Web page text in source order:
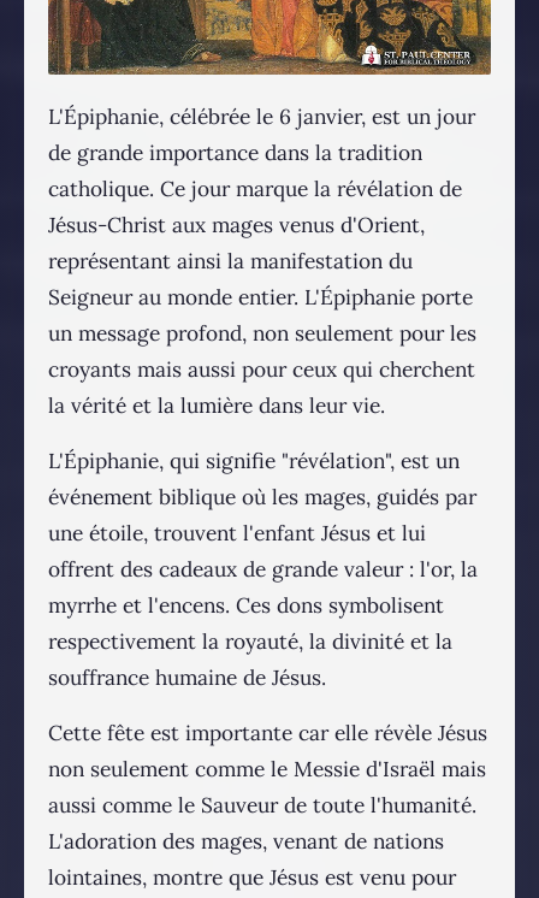
L'Épiphanie, célébrée le 6 janvier, est un jour
de grande importance dans la tradition
catholique. Ce jour marque la révélation de
Jésus-Christ aux mages venus d'Orient,
représentant ainsi la manifestation du
Seigneur au monde entier. L'Épiphanie porte
un message profond, non seulement pour les
croyants mais aussi pour ceux qui cherchent
la vérité et la lumière dans leur vie.
L'Épiphanie, qui signifie "révélation", est un
événement biblique où les mages, guidés par
une étoile, trouvent l'enfant Jésus et lui
offrent des cadeaux de grande valeur : l'or, la
myrrhe et l'encens. Ces dons symbolisent
respectivement la royauté, la divinité et la
souffrance humaine de Jésus.
Cette fête est importante car elle révèle Jésus
non seulement comme le Messie d'Israël mais
aussi comme le Sauveur de toute l'humanité.
L'adoration des mages, venant de nations
lointaines, montre que Jésus est venu pour